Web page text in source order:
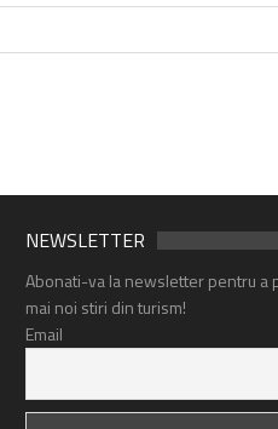
NEWSLETTER
Abonati-va la newsletter pentru a
mai noi stiri din turism!
Email